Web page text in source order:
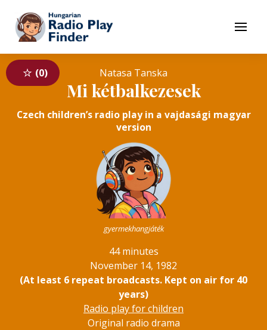
To contents
Menu
0 Natasa Tanska
Mi kétbalkezesek
Czech children’s radio play in a vajdasági magyar
version
gyermekhangjáték
44 minutes
November 14, 1982
(At least 6 repeat broadcasts. Kept on air for 40
years)
Radio play for children
Original radio drama